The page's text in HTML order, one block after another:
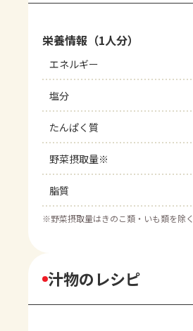
栄養情報（1人分）
エネルギー
塩分
たんぱく質
野菜摂取量※
脂質
※野菜摂取量はきのこ類・いも類を除く
汁物のレシピ